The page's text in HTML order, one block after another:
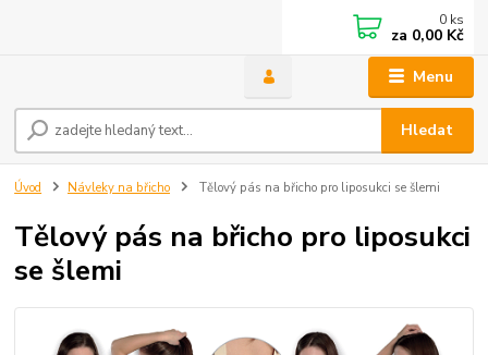
Menu
Hledat
0 ks
za 0,00 Kč
Úvod Návleky na břicho Tělový pás na břicho pro liposukci se šlemi
Tělový pás na břicho pro liposukci
se šlemi